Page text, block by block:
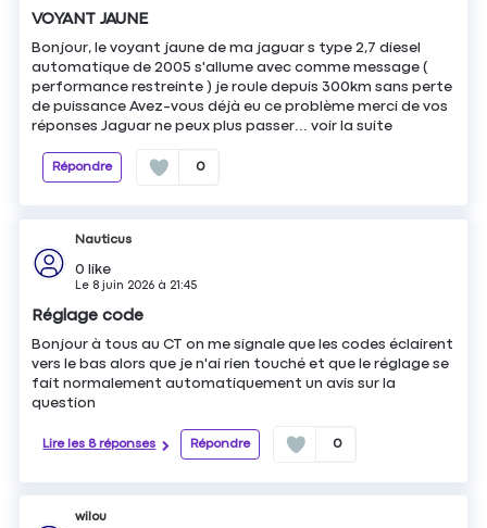
VOYANT JAUNE
Bonjour, le voyant jaune de ma jaguar s type 2,7 diesel
automatique de 2005 s'allume avec comme message (
performance restreinte ) je roule depuis 300km sans perte
de puissance Avez-vous déjà eu ce problème merci de vos
réponses Jaguar ne peux plus passer...voir la suite
Répondre 0
Nauticus
0 like
Le 8 juin 2026 à 21:45
Réglage code
Bonjour à tous au CT on me signale que les codes éclairent
vers le bas alors que je n'ai rien touché et que le réglage se
fait normalement automatiquement un avis sur la
question
Lire les 8 réponses Répondre 0
wilou